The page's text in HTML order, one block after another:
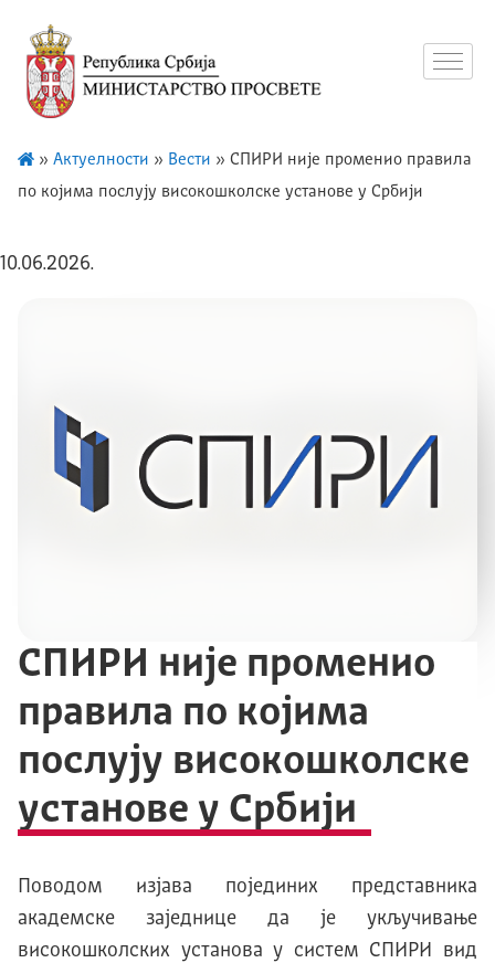
» Актуелности » Вести » СПИРИ није променио правила
по којима послују високошколске установе у Србији
10.06.2026.
СПИРИ није променио
правила по којима
послују високошколске
установе у Србији
Поводом изјава појединих представника
академске заједнице да је укључивање
високошколских установа у систем СПИРИ вид